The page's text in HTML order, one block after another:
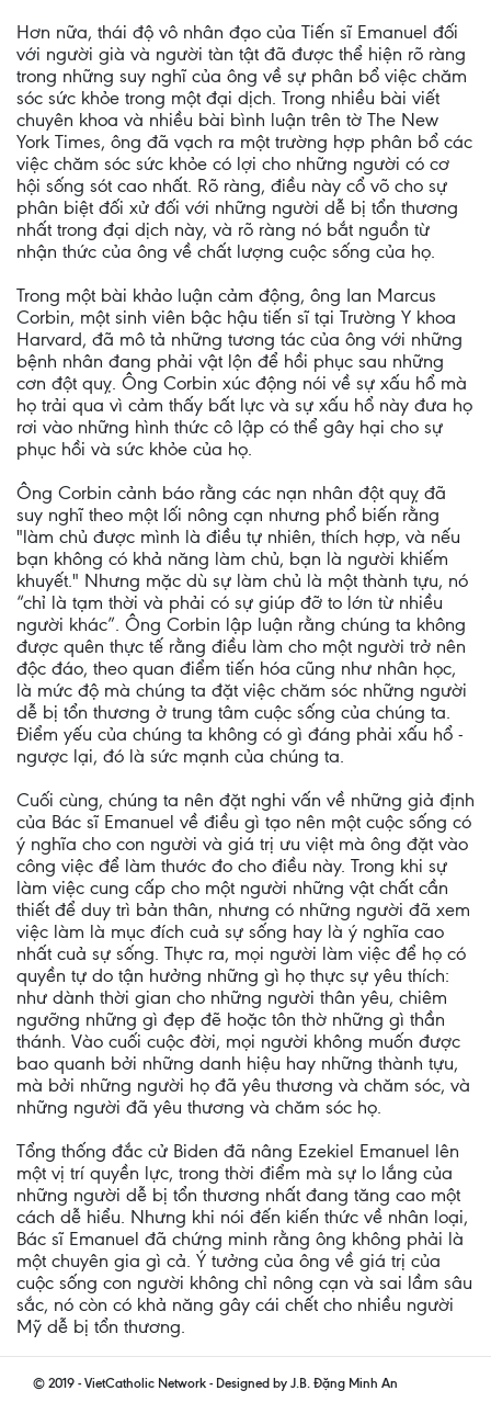
Hơn nữa, thái độ vô nhân đạo của Tiến sĩ Emanuel đối
với người già và người tàn tật đã được thể hiện rõ ràng
trong những suy nghĩ của ông về sự phân bổ việc chăm
sóc sức khỏe trong một đại dịch. Trong nhiều bài viết
chuyên khoa và nhiều bài bình luận trên tờ The New
York Times, ông đã vạch ra một trường hợp phân bổ các
việc chăm sóc sức khỏe có lợi cho những người có cơ
hội sống sót cao nhất. Rõ ràng, điều này cổ võ cho sự
phân biệt đối xử đối với những người dễ bị tổn thương
nhất trong đại dịch này, và rõ ràng nó bắt nguồn từ
nhận thức của ông về chất lượng cuộc sống của họ.
Trong một bài khảo luận cảm động, ông Ian Marcus
Corbin, một sinh viên bậc hậu tiến sĩ tại Trường Y khoa
Harvard, đã mô tả những tương tác của ông với những
bệnh nhân đang phải vật lộn để hồi phục sau những
cơn đột quỵ. Ông Corbin xúc động nói về sự xấu hổ mà
họ trải qua vì cảm thấy bất lực và sự xấu hổ này đưa họ
rơi vào những hình thức cô lập có thể gây hại cho sự
phục hồi và sức khỏe của họ.
Ông Corbin cảnh báo rằng các nạn nhân đột quỵ đã
suy nghĩ theo một lối nông cạn nhưng phổ biến rằng
"làm chủ được mình là điều tự nhiên, thích hợp, và nếu
bạn không có khả năng làm chủ, bạn là người khiếm
khuyết." Nhưng mặc dù sự làm chủ là một thành tựu, nó
“chỉ là tạm thời và phải có sự giúp đỡ to lớn từ nhiều
người khác”. Ông Corbin lập luận rằng chúng ta không
được quên thực tế rằng điều làm cho một người trở nên
độc đáo, theo quan điểm tiến hóa cũng như nhân học,
là mức độ mà chúng ta đặt việc chăm sóc những người
dễ bị tổn thương ở trung tâm cuộc sống của chúng ta.
Điểm yếu của chúng ta không có gì đáng phải xấu hổ -
ngược lại, đó là sức mạnh của chúng ta.
Cuối cùng, chúng ta nên đặt nghi vấn về những giả định
của Bác sĩ Emanuel về điều gì tạo nên một cuộc sống có
ý nghĩa cho con người và giá trị ưu việt mà ông đặt vào
công việc để làm thước đo cho điều này. Trong khi sự
làm việc cung cấp cho một người những vật chất cần
thiết để duy trì bản thân, nhưng có những người đã xem
việc làm là mục đích cuả sự sống hay là ý nghĩa cao
nhất cuả sự sống. Thực ra, mọi người làm việc để họ có
quyền tự do tận hưởng những gì họ thực sự yêu thích:
như dành thời gian cho những người thân yêu, chiêm
ngưỡng những gì đẹp đẽ hoặc tôn thờ những gì thần
thánh. Vào cuối cuộc đời, mọi người không muốn được
bao quanh bởi những danh hiệu hay những thành tựu,
mà bởi những người họ đã yêu thương và chăm sóc, và
những người đã yêu thương và chăm sóc họ.
Tổng thống đắc cử Biden đã nâng Ezekiel Emanuel lên
một vị trí quyền lực, trong thời điểm mà sự lo lắng của
những người dễ bị tổn thương nhất đang tăng cao một
cách dễ hiểu. Nhưng khi nói đến kiến thức về nhân loại,
Bác sĩ Emanuel đã chứng minh rằng ông không phải là
một chuyên gia gì cả. Ý tưởng của ông về giá trị của
cuộc sống con người không chỉ nông cạn và sai lầm sâu
sắc, nó còn có khả năng gây cái chết cho nhiều người
Mỹ dễ bị tổn thương.
© 2019 - VietCatholic Network - Designed by J.B. Đặng Minh An